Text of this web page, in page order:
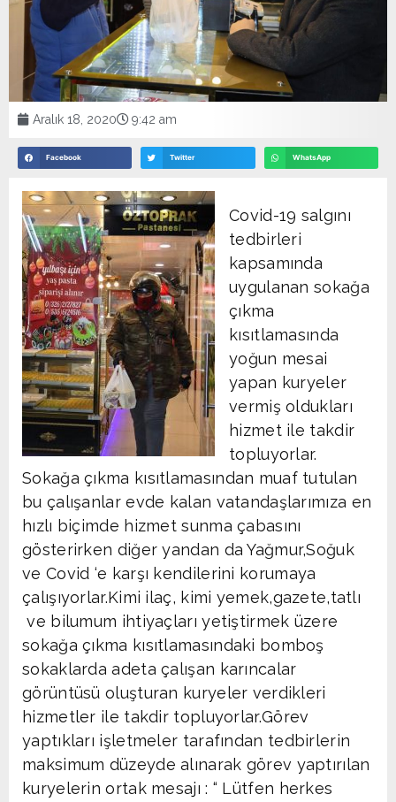
Aralık 18, 2020 9:42 am
Facebook Twitter WhatsApp
Covid-19 salgını
tedbirleri
kapsamında
uygulanan sokağa
çıkma
kısıtlamasında
yoğun mesai
yapan kuryeler
vermiş oldukları
hizmet ile takdir
topluyorlar.
Sokağa çıkma kısıtlamasından muaf tutulan
bu çalışanlar evde kalan vatandaşlarımıza en
hızlı biçimde hizmet sunma çabasını
gösterirken diğer yandan da Yağmur,Soğuk
ve Covid ‘e karşı kendilerini korumaya
çalışıyorlar.Kimi ilaç, kimi yemek,gazete,tatlı
ve bilumum ihtiyaçları yetiştirmek üzere
sokağa çıkma kısıtlamasındaki bomboş
sokaklarda adeta çalışan karıncalar
görüntüsü oluşturan kuryeler verdikleri
hizmetler ile takdir topluyorlar.Görev
yaptıkları işletmeler tarafından tedbirlerin
maksimum düzeyde alınarak görev yaptırılan
kuryelerin ortak mesajı : “ Lütfen herkes